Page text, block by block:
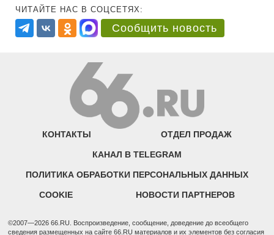
ЧИТАЙТЕ НАС В СОЦСЕТЯХ:
Сообщить новость
КОНТАКТЫ ОТДЕЛ ПРОДАЖ
КАНАЛ В TELEGRAM
ПОЛИТИКА ОБРАБОТКИ ПЕРСОНАЛЬНЫХ ДАННЫХ
COOKIE НОВОСТИ ПАРТНЕРОВ
©2007—2026 66.RU. Воспроизведение, сообщение, доведение до всеобщего
сведения размещенных на сайте 66.RU материалов и их элементов без согласия